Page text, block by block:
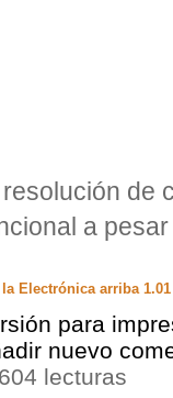
de
a
la Electrónica arriba
para
nuevo
lecturas